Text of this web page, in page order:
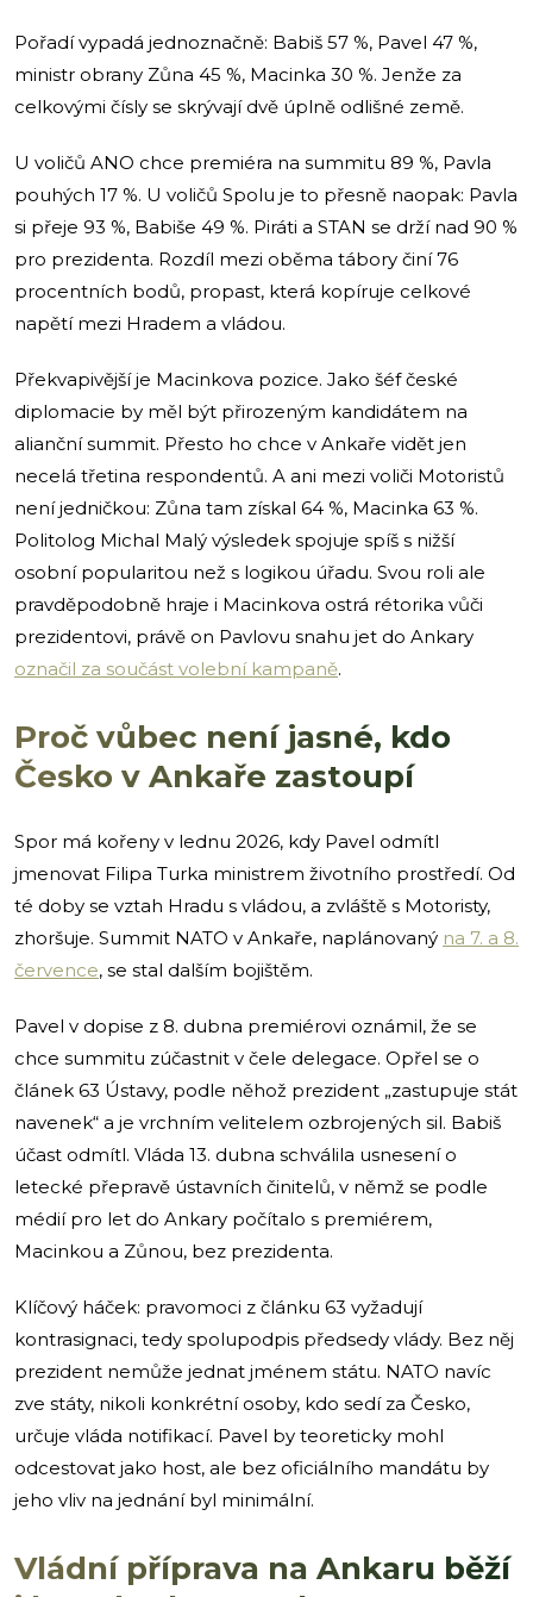
Pořadí vypadá jednoznačně: Babiš 57 %, Pavel 47 %,
ministr obrany Zůna 45 %, Macinka 30 %. Jenže za
celkovými čísly se skrývají dvě úplně odlišné země.
U voličů ANO chce premiéra na summitu 89 %, Pavla
pouhých 17 %. U voličů Spolu je to přesně naopak: Pavla
si přeje 93 %, Babiše 49 %. Piráti a STAN se drží nad 90 %
pro prezidenta. Rozdíl mezi oběma tábory činí 76
procentních bodů, propast, která kopíruje celkové
napětí mezi Hradem a vládou.
Překvapivější je Macinkova pozice. Jako šéf české
diplomacie by měl být přirozeným kandidátem na
alianční summit. Přesto ho chce v Ankaře vidět jen
necelá třetina respondentů. A ani mezi voliči Motoristů
není jedničkou: Zůna tam získal 64 %, Macinka 63 %.
Politolog Michal Malý výsledek spojuje spíš s nižší
osobní popularitou než s logikou úřadu. Svou roli ale
pravděpodobně hraje i Macinkova ostrá rétorika vůči
prezidentovi, právě on Pavlovu snahu jet do Ankary
označil za součást volební kampaně.
Proč vůbec není jasné, kdo
Česko v Ankaře zastoupí
Spor má kořeny v lednu 2026, kdy Pavel odmítl
jmenovat Filipa Turka ministrem životního prostředí. Od
té doby se vztah Hradu s vládou, a zvláště s Motoristy,
zhoršuje. Summit NATO v Ankaře, naplánovaný na 7. a 8.
července, se stal dalším bojištěm.
Pavel v dopise z 8. dubna premiérovi oznámil, že se
chce summitu zúčastnit v čele delegace. Opřel se o
článek 63 Ústavy, podle něhož prezident „zastupuje stát
navenek“ a je vrchním velitelem ozbrojených sil. Babiš
účast odmítl. Vláda 13. dubna schválila usnesení o
letecké přepravě ústavních činitelů, v němž se podle
médií pro let do Ankary počítalo s premiérem,
Macinkou a Zůnou, bez prezidenta.
Klíčový háček: pravomoci z článku 63 vyžadují
kontrasignaci, tedy spolupodpis předsedy vlády. Bez něj
prezident nemůže jednat jménem státu. NATO navíc
zve státy, nikoli konkrétní osoby, kdo sedí za Česko,
určuje vláda notifikací. Pavel by teoreticky mohl
odcestovat jako host, ale bez oficiálního mandátu by
jeho vliv na jednání byl minimální.
Vládní příprava na Ankaru běží